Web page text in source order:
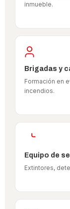
inmueble.
Brigadas y
Formación en
incendios.
Equipo de
Extintores,